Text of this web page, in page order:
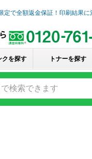
クを探す トナーを探す